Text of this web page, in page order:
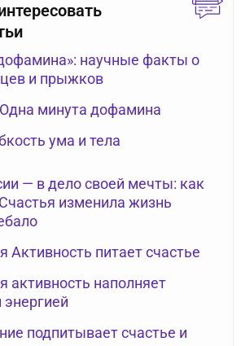
научные факты о
и прыжков
минута дофамина
ума и тела
— в дело своей мечты: как
изменила жизнь
Активность питает счастье
активность наполняет
энергией
подпитывает счастье и